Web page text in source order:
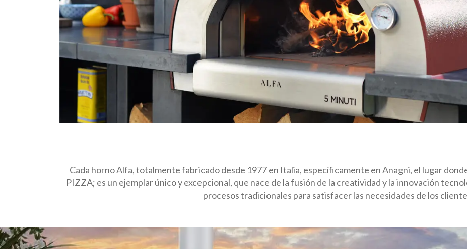
Cada horno Alfa, totalmente fabricado desde 1977 en Italia, específicamente en Anagni, el lugar
PIZZA; es un ejemplar único y excepcional, que nace de la fusión de la creatividad y la innovación
procesos tradicionales para satisfacer las necesidades de los